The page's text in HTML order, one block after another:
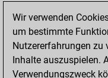
Wir verwenden
um bestimmte
Nutzererfahrungen zu
Inhalte auszuspielen.
Verwendungszweck